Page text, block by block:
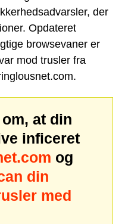
der
Opdateret
browsevaner er
mod trusler fra
at din
inficeret
og
din
med